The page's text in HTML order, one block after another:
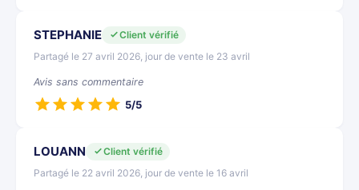
STEPHANIE
Client vérifié
Partagé le 27 avril 2026, jour de vente le 23 avril
Avis sans commentaire
5/5
LOUANN
Client vérifié
Partagé le 22 avril 2026, jour de vente le 16 avril